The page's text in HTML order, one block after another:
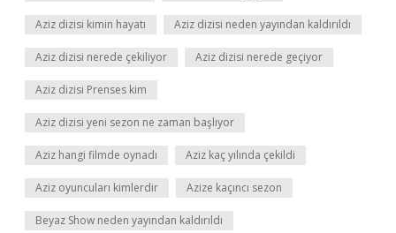
Aziz dizisi kimin hayatı Aziz dizisi neden yayından kaldırıldı
Aziz dizisi nerede çekiliyor Aziz dizisi nerede geçiyor
Aziz dizisi Prenses kim
Aziz dizisi yeni sezon ne zaman başlıyor
Aziz hangi filmde oynadı Aziz kaç yılında çekildi
Aziz oyuncuları kimlerdir Azize kaçıncı sezon
Beyaz Show neden yayından kaldırıldı